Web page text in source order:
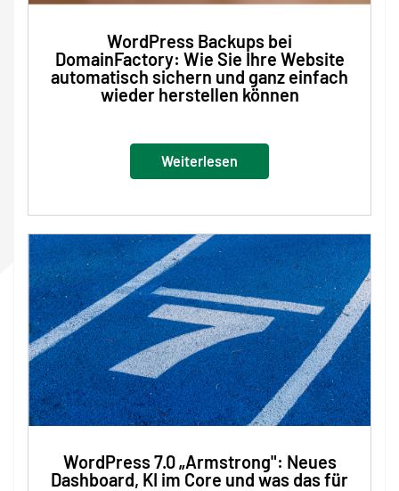
WordPress Backups bei
DomainFactory: Wie Sie Ihre Website
automatisch sichern und ganz einfach
wieder herstellen können
Weiterlesen
WordPress 7.0 „Armstrong": Neues
Dashboard, KI im Core und was das für